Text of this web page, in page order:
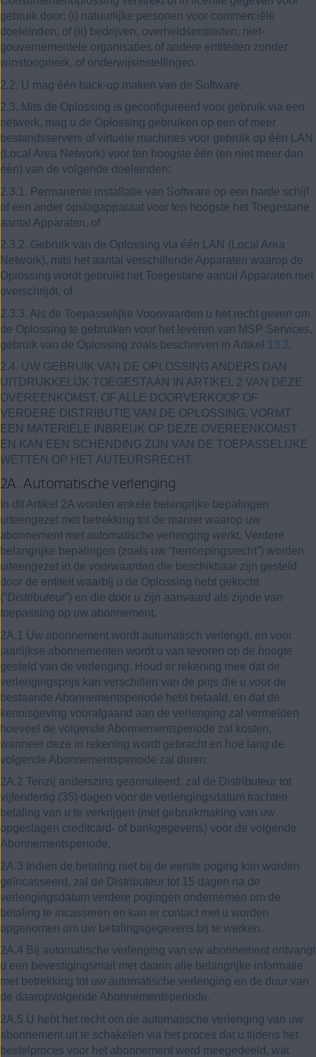
gebruik door: (i) natuurlijke personen voor commerciële
doeleinden; of (ii) bedrijven, overheidsentiteiten, niet-
gouvernementele organisaties of andere entiteiten zonder
winstoogmerk, of onderwijsinstellingen.
2.2. U mag één back-up maken van de Software.
2.3. Mits de Oplossing is geconfigureerd voor gebruik via een
netwerk, mag u de Oplossing gebruiken op een of meer
bestandsservers of virtuele machines voor gebruik op één LAN
(Local Area Network) voor ten hoogste één (en niet meer dan
één) van de volgende doeleinden:
2.3.1. Permanente installatie van Software op een harde schijf
of een ander opslagapparaat voor ten hoogste het Toegestane
aantal Apparaten, of
2.3.2. Gebruik van de Oplossing via één LAN (Local Area
Network), mits het aantal verschillende Apparaten waarop de
Oplossing wordt gebruikt het Toegestane aantal Apparaten niet
overschrijdt, of
2.3.3. Als de Toepasselijke Voorwaarden u het recht geven om
de Oplossing te gebruiken voor het leveren van MSP Services,
gebruik van de Oplossing zoals beschreven in Artikel
13.2.
2.4. UW GEBRUIK VAN DE OPLOSSING ANDERS DAN
UITDRUKKELIJK TOEGESTAAN IN ARTIKEL 2 VAN DEZE
OVEREENKOMST, OF ALLE DOORVERKOOP OF
VERDERE DISTRIBUTIE VAN DE OPLOSSING, VORMT
EEN MATERIËLE INBREUK OP DEZE OVEREENKOMST
EN KAN EEN SCHENDING ZIJN VAN DE TOEPASSELIJKE
WETTEN OP HET AUTEURSRECHT.
2A. Automatische verlenging
In dit Artikel 2A worden enkele belangrijke bepalingen
uiteengezet met betrekking tot de manier waarop uw
abonnement met automatische verlenging werkt. Verdere
belangrijke bepalingen (zoals uw “herroepingsrecht”) worden
uiteengezet in de voorwaarden die beschikbaar zijn gesteld
door de entiteit waarbij u de Oplossing hebt gekocht
(“Distributeur”) en die door u zijn aanvaard als zijnde van
toepassing op uw abonnement.
2A.1 Uw abonnement wordt automatisch verlengd, en voor
jaarlijkse abonnementen wordt u van tevoren op de hoogte
gesteld van de verlenging. Houd er rekening mee dat de
verlengingsprijs kan verschillen van de prijs die u voor de
bestaande Abonnementsperiode hebt betaald, en dat de
kennisgeving voorafgaand aan de verlenging zal vermelden
hoeveel de volgende Abonnementsperiode zal kosten,
wanneer deze in rekening wordt gebracht en hoe lang de
volgende Abonnementsperiode zal duren.
2A.2 Tenzij anderszins geannuleerd, zal de Distributeur tot
vijfendertig (35) dagen voor de verlengingsdatum trachten
betaling van u te verkrijgen (met gebruikmaking van uw
opgeslagen creditcard- of bankgegevens) voor de volgende
Abonnementsperiode.
2A.3 Indien de betaling niet bij de eerste poging kan worden
geïncasseerd, zal de Distributeur tot 15 dagen na de
verlengingsdatum verdere pogingen ondernemen om de
betaling te incasseren en kan er contact met u worden
opgenomen om uw betalingsgegevens bij te werken.
2A.4 Bij automatische verlenging van uw abonnement ontvangt
u een bevestigingsmail met daarin alle belangrijke informatie
met betrekking tot uw automatische verlenging en de duur van
de daaropvolgende Abonnementsperiode.
2A.5 U hebt het recht om de automatische verlenging van uw
abonnement uit te schakelen via het proces dat u tijdens het
bestelproces voor het abonnement werd meegedeeld, wat